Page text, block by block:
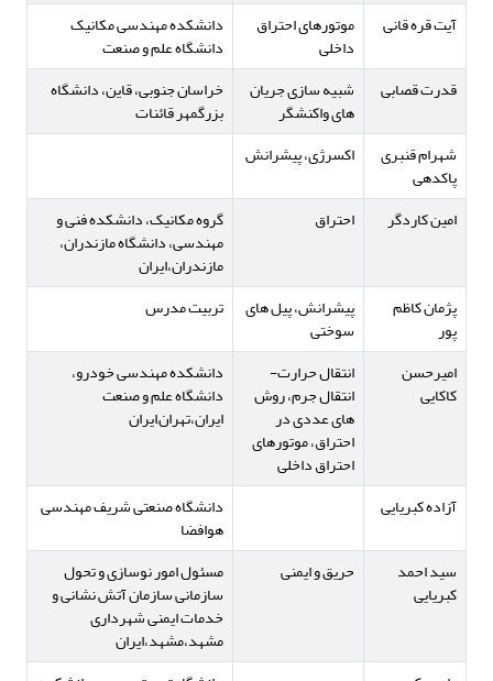
آیت قره قانی موتورهای احتراق
داخلی
دانشکده مهندسی مکانیک
دانشگاه علم و صنعت
قدرت قصابی
شبیه سازی جریان
های واکنشگر
خراسان جنوبی، قاین، دانشگاه
بزرگمهر قائنات
شهرام قنبری
پاکدهی
اکسرژی، پیشرانش
امین کاردگر احتراق گروه مکانیک، دانشکده فنی و
مهندسی، دانشگاه مازندران،
مازندران،ایران
پژمان کاظم
پور
پیشرانش، پیل های
سوختی
تربیت مدرس
امیرحسن
کاکایی
انتقال حرارت-
انتقال جرم، روش
های عددی در
احتراق، موتورهای
احتراق داخلی
دانشکده مهندسی خودرو،
دانشگاه علم و صنعت
ایران،تهران,ایران
آزاده کبریایی دانشگاه صنعتی شریف مهندسی
هوافضا
سید احمد
کبریایی
حریق و ایمنی مسئول امور نوسازی و تحول
سازمانی سازمان آتش نشانی و
خدمات ایمنی شهرداری
مشهد،مشهد،ایران